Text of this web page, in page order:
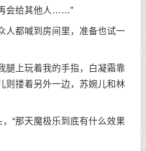
会给其他人……”
都喊到房间里，准备也试一
上玩着我的手指，白凝霜靠
则搂着另外一边，苏婉儿和林
“那天魔极乐到底有什么效果